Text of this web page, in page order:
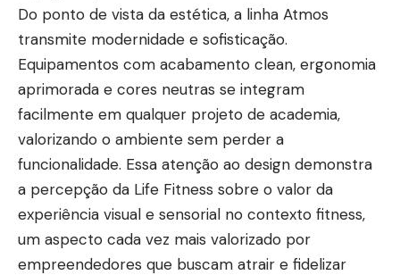
Do ponto de vista da estética, a linha Atmos
transmite modernidade e sofisticação.
Equipamentos com acabamento clean, ergonomia
aprimorada e cores neutras se integram
facilmente em qualquer projeto de academia,
valorizando o ambiente sem perder a
funcionalidade. Essa atenção ao design demonstra
a percepção da Life Fitness sobre o valor da
experiência visual e sensorial no contexto fitness,
um aspecto cada vez mais valorizado por
empreendedores que buscam atrair e fidelizar